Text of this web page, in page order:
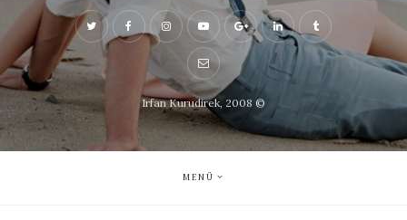
Irfan Kurudirek, 2008 ©
MENÜ